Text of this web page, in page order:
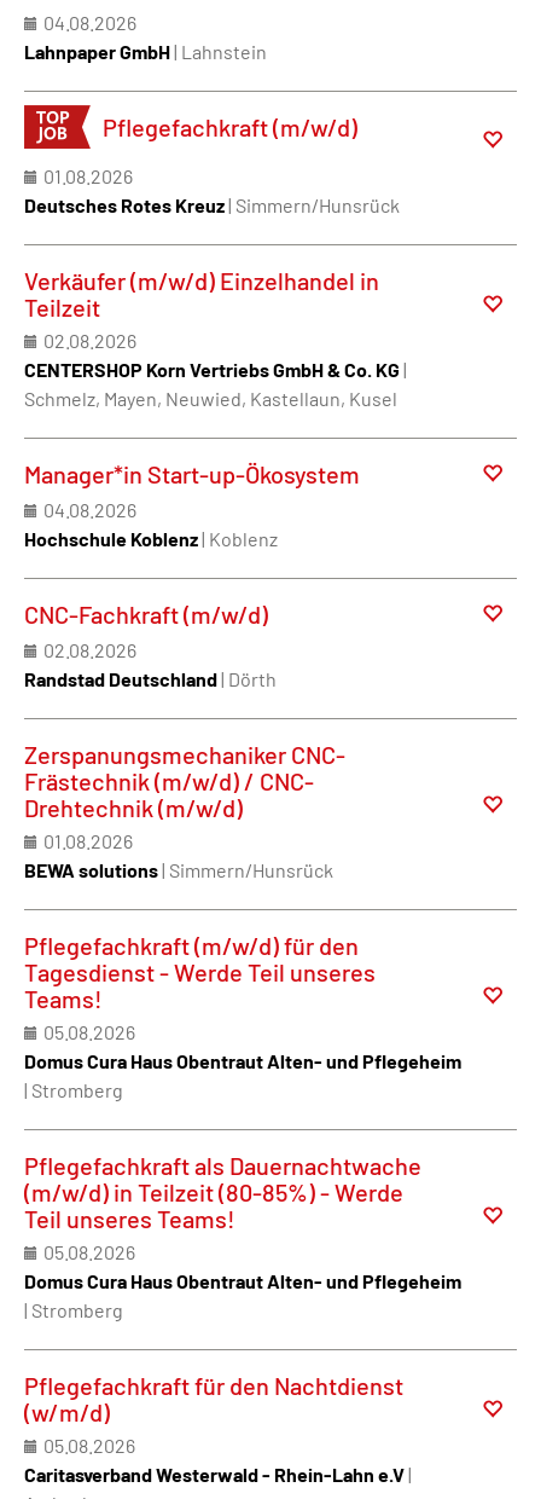
04.08.2026
Lahnpaper GmbH| Lahnstein
Pflegefachkraft (m/w/d)
01.08.2026
Deutsches Rotes Kreuz| Simmern/Hunsrück
Verkäufer (m/w/d) Einzelhandel in
Teilzeit
02.08.2026
CENTERSHOP Korn Vertriebs GmbH & Co. KG |
Schmelz, Mayen, Neuwied, Kastellaun, Kusel
Manager*in Start-up-Ökosystem
04.08.2026
Hochschule Koblenz| Koblenz
CNC-Fachkraft (m/w/d)
02.08.2026
Randstad Deutschland| Dörth
Zerspanungsmechaniker CNC-
Frästechnik (m/w/d) / CNC-
Drehtechnik (m/w/d)
01.08.2026
BEWA solutions| Simmern/Hunsrück
Pflegefachkraft (m/w/d) für den
Tagesdienst - Werde Teil unseres
Teams!
05.08.2026
Domus Cura Haus Obentraut Alten- und Pflegeheim
| Stromberg
Pflegefachkraft als Dauernachtwache
(m/w/d) in Teilzeit (80-85%) - Werde
Teil unseres Teams!
05.08.2026
Domus Cura Haus Obentraut Alten- und Pflegeheim
| Stromberg
Pflegefachkraft für den Nachtdienst
(w/m/d)
05.08.2026
Caritasverband Westerwald - Rhein-Lahn e.V|